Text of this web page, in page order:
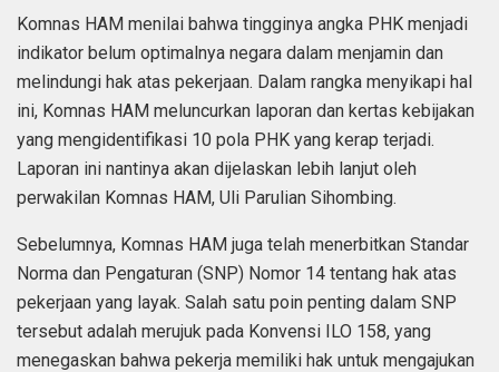
Komnas HAM menilai bahwa tingginya angka PHK menjadi
indikator belum optimalnya negara dalam menjamin dan
melindungi hak atas pekerjaan. Dalam rangka menyikapi hal
ini, Komnas HAM meluncurkan laporan dan kertas kebijakan
yang mengidentifikasi 10 pola PHK yang kerap terjadi.
Laporan ini nantinya akan dijelaskan lebih lanjut oleh
perwakilan Komnas HAM, Uli Parulian Sihombing.
Sebelumnya, Komnas HAM juga telah menerbitkan Standar
Norma dan Pengaturan (SNP) Nomor 14 tentang hak atas
pekerjaan yang layak. Salah satu poin penting dalam SNP
tersebut adalah merujuk pada Konvensi ILO 158, yang
menegaskan bahwa pekerja memiliki hak untuk mengajukan